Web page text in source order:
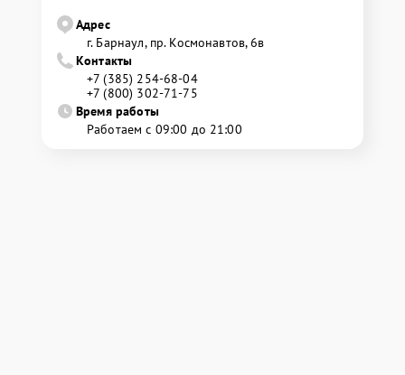
Адрес
г. Барнаул, ​пр. Космонавтов, 6в
Контакты
+7 (385) 254-68-04
+7 (800) 302-71-75
Время работы
Работаем с 09:00 до 21:00